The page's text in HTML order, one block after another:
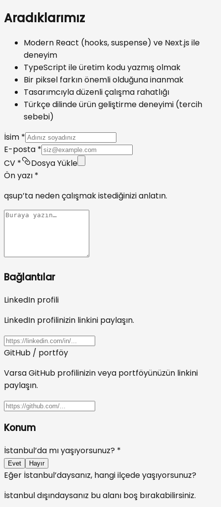
Aradıklarımız
Modern React (hooks, suspense) ve Next.js ile
deneyim
TypeScript ile üretim kodu yazmış olmak
Bir piksel farkın önemli olduğuna inanmak
Tasarımcıyla düzenli çalışma rahatlığı
Türkçe dilinde ürün geliştirme deneyimi (tercih
sebebi)
İsim *
E-posta *
CV *
Dosya Yükle
Ön yazı *
qsup’ta neden çalışmak istediğinizi anlatın.
Bağlantılar
LinkedIn profili
LinkedIn profilinizin linkini paylaşın.
GitHub / portföy
Varsa GitHub profilinizin veya portföyünüzün linkini
paylaşın.
Konum
İstanbul’da mı yaşıyorsunuz? *
Evet Hayır
Eğer İstanbul’daysanız, hangi ilçede yaşıyorsunuz?
İstanbul dışındaysanız bu alanı boş bırakabilirsiniz.